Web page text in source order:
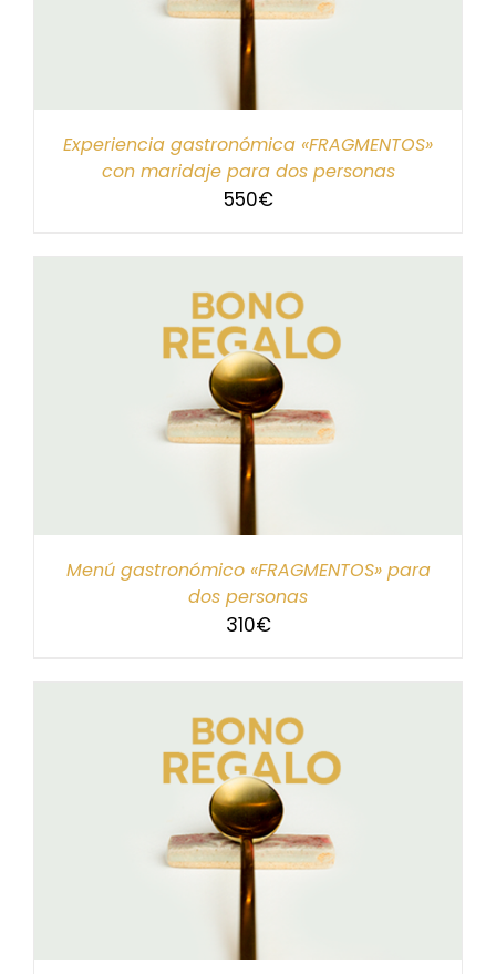
Experiencia gastronómica «FRAGMENTOS»
con maridaje para dos personas
550€
Menú gastronómico «FRAGMENTOS» para
dos personas
310€